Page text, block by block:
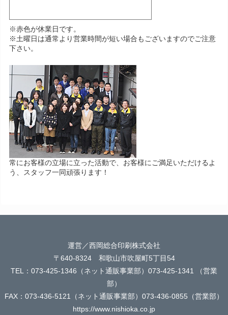
※赤色が休業日です。
※土曜日は通常より営業時間が短い場合もございますのでご注意
下さい。
常にお客様の立場に立った活動で、お客様にご満足いただけるよ
う、スタッフ一同頑張ります！
運営／西岡総合印刷株式会社
〒640-8324 和歌山市吹屋町5丁目54
TEL：073-425-1346（ネット通販事業部）073-425-1341 （営業
部）
FAX：073-436-5121（ネット通販事業部）073-436-0855（営業部）
https://www.nishioka.co.jp